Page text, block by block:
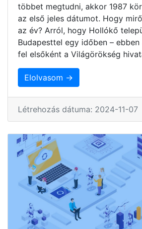
többet megtudni, akkor 1987
az első jeles dátumot. Hogy
az év? Arról, hogy Hollókő
Budapesttel egy időben –
fel elsőként a Világörökség
Elolvasom →
Létrehozás dátuma: 2024-11-07